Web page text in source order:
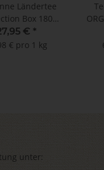
Ländertee
Box 180
Beutel
€ *
€ pro 1 kg
unter: